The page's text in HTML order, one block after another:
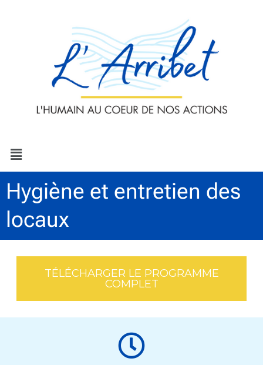
Menu
Hygiène et entretien des
locaux
TÉLÉCHARGER LE PROGRAMME
COMPLET